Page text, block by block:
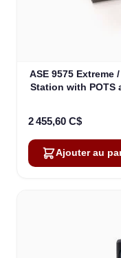
ASE 9575 Extreme
Station with POTS
2 455,60 C$
Ajouter au